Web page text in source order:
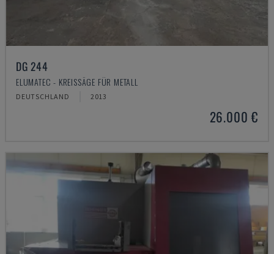
DG 244
ELUMATEC - KREISSÄGE FÜR METALL
DEUTSCHLAND 2013
26.000 €